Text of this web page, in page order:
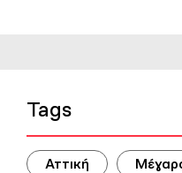
Tags
Αττική